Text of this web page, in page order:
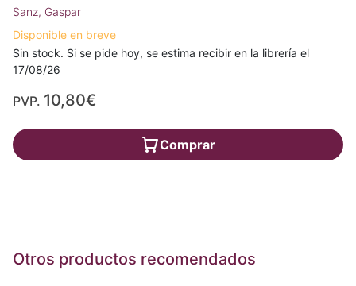
Sanz, Gaspar
Disponible en breve
Sin stock. Si se pide hoy, se estima recibir en la librería el
17/08/26
PVP. 10,80€
Comprar
Otros productos recomendados